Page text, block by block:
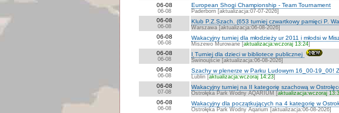
06-08
06-08
European Shogi Championship - Team Tournament
Paderborn [aktualizacja:07-07-2026]
06-08
06-08
Klub P.Z.Szach. (653 turniej czwartkowy pamięci P.
Warszawa [aktualizacja:06-08-2026]
06-08
06-08
Wakacyjny turniej dla młodzieży ur 2011 i młodsi w
Miszewo Murowane [aktualizacja:wczoraj 13:24]
06-08
06-08
I Turniej dla dzieci w bibliotece publicznej
Świnoujście [aktualizacja:06-08-2026]
06-08
06-08
Szachy w plenerze w Parku Ludowym 16_00-19_00!
Lublin [aktualizacja:wczoraj 14:23]
06-08
07-08
Wakacyjny turniej na II kategorię szachową w
Ostrołęka Park Wodny AQARIUM [aktualizacja:wczoraj
06-08
06-08
Wakacyjny dla początkujących na 4 kategorię w
Ostrołęka Park Wodny Aqarium [aktualizacja:06-08-2026]